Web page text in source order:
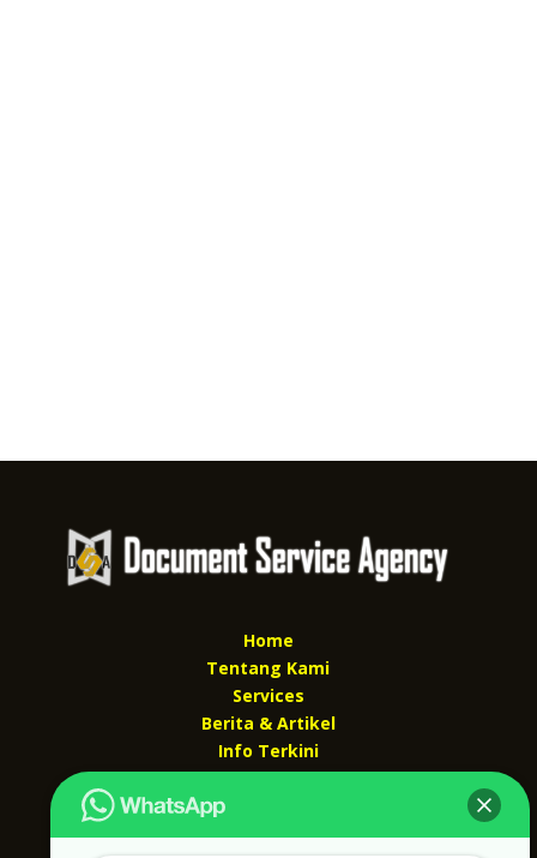
Home
Tentang Kami
Services
Berita & Artikel
Info Terkini
Kontak Kami
Kontak kami